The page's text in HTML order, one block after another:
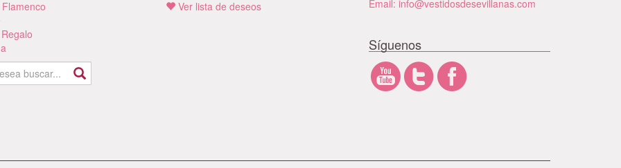
Ver lista de deseos
Email: info@vestidosdesevillanas.com
Síguenos